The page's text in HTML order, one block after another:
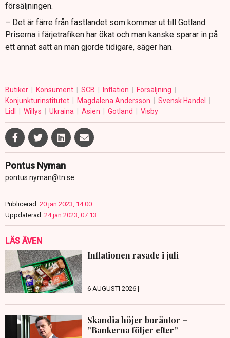
försäljningen.
– Det är färre från fastlandet som kommer ut till Gotland.
Priserna i färjetrafiken har ökat och man kanske sparar in på
ett annat sätt än man gjorde tidigare, säger han.
Butiker Konsument SCB Inflation
Försäljning
Konjunkturinstitutet
Magdalena Andersson
Svensk Handel
Lidl
Willys Ukraina Asien Gotland Visby
Pontus Nyman
pontus.nyman@tn.se
Publicerad: 20 jan 2023, 14:00
Uppdaterad: 24 jan 2023, 07:13
LÄS ÄVEN
Inflationen rasade i juli
6 AUGUSTI 2026 |
Skandia höjer boräntor –
”Bankerna följer efter”